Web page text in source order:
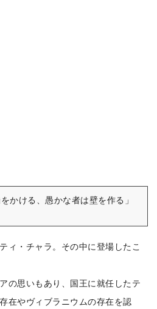
かける、愚かな者は壁を作る」
ィ・チャラ。その中に登場したこ
の思いもあり、国王に就任したテ
在やヴィブラニウムの存在を認